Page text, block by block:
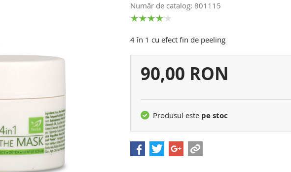
Număr de catalog: 801115
4 în 1 cu efect fin de peeling
Preţul
90,00 RON
Produsul este pe stoc